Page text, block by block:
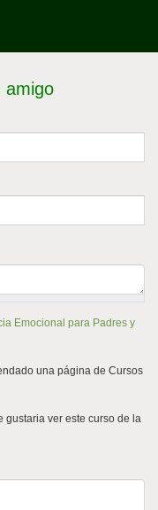
amigo
Emocional para Padres y
una página de Cursos
gustaria ver este curso de la